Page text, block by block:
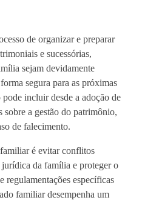
de organizar e preparar
e sucessórias,
sejam devidamente
segura para as próximas
pode incluir desde a adoção de
sobre a gestão do patrimônio,
de falecimento.
é evitar conflitos
da família e proteger o
regulamentações específicas
familiar desempenha um